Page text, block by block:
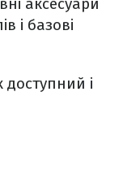
і базові
і